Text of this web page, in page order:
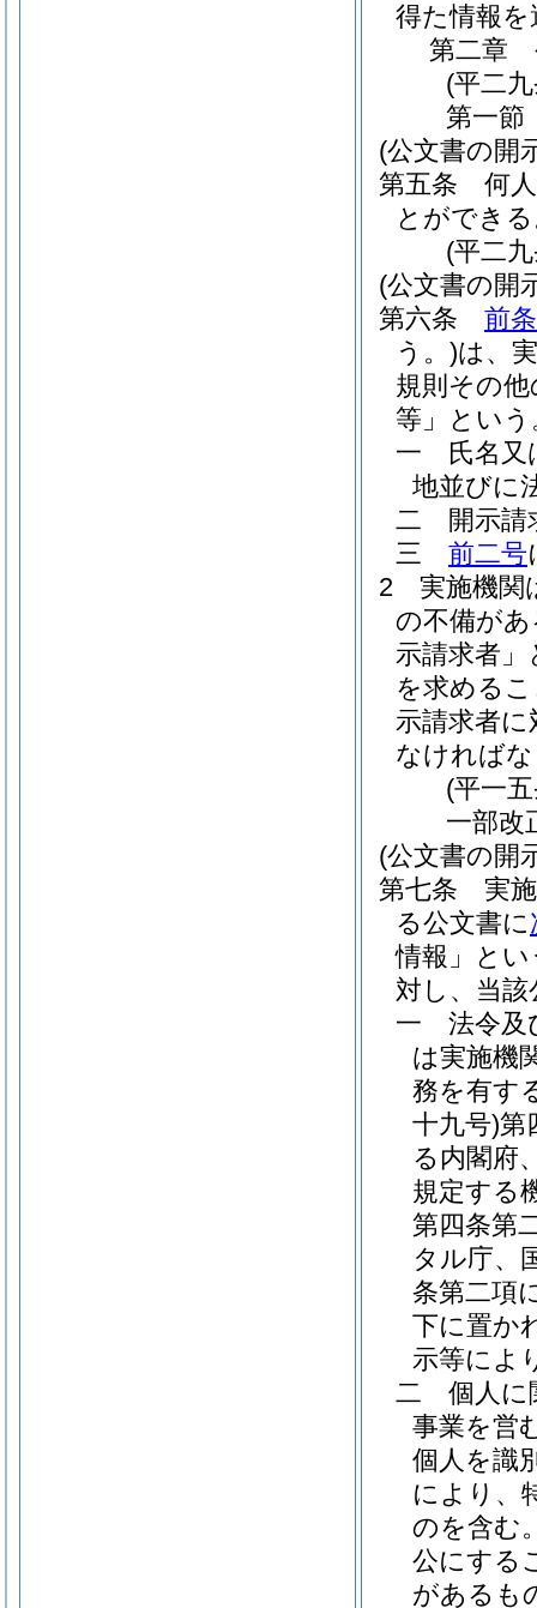
得た情報
第二章
(平二
第一節
(公文書の開
第五条
何
とができ
(平二
(公文書の開
第六条
前条
う。)は、
規則その
等」という
一
氏名
地並びに
二
開示
三
前二号
2
実施機関
の不備が
示請求者」
を求める
示請求者
なければ
(平一
一部改
(公文書の開
第七条
実
る公文書に
情報」とい
対し、当
一
法令及
は実施機
務を有す
十九号)第
る内閣府
規定する
第四条第
タル庁、
条第二項
下に置か
示等によ
二
個人に
事業を営
個人を識
により、
のを含む
公にする
があるも